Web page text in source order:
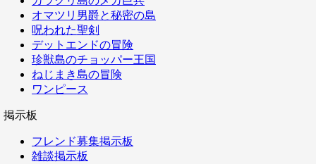
オマツリ男爵と秘密の島
呪われた聖剣
デットエンドの冒険
珍獣島のチョッパー王国
ねじまき島の冒険
ワンピース
掲示板
フレンド募集掲示板
雑談掲示板